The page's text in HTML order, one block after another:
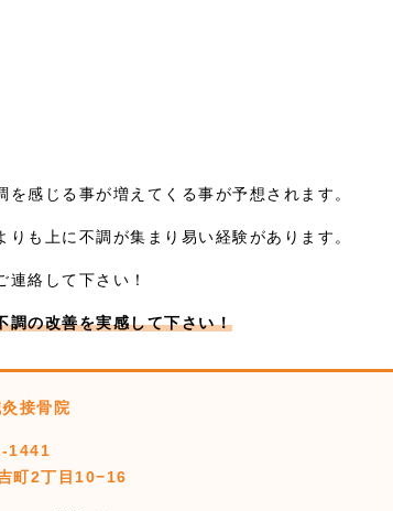
感じる事が増えてくる事が予想されます。
も上に不調が集まり易い経験があります。
絡して下さい！
調の改善を実感して下さい！
接骨院
1441
町2丁目10−16